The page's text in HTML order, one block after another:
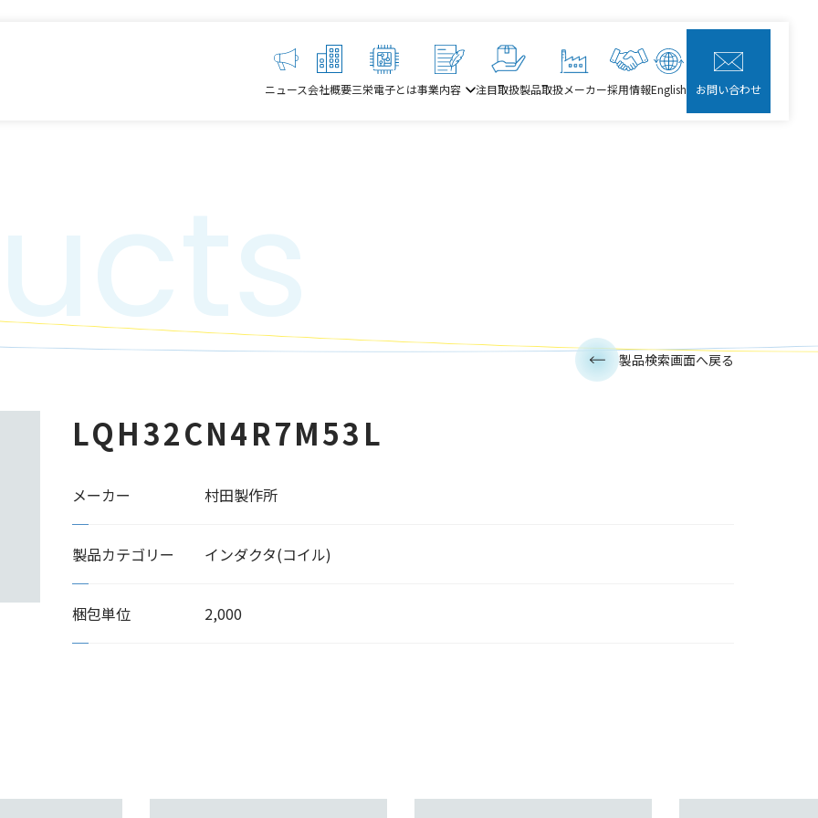
ニュース会社概要三栄電子とは事業内容 注目取扱製品取扱メーカー採用情報English お問い合わせ
LQH32CN4R7M53L
メーカー 村田製作所
製品カテゴリー インダクタ(コイル)
梱包単位 2,000
製品検索画面へ戻る